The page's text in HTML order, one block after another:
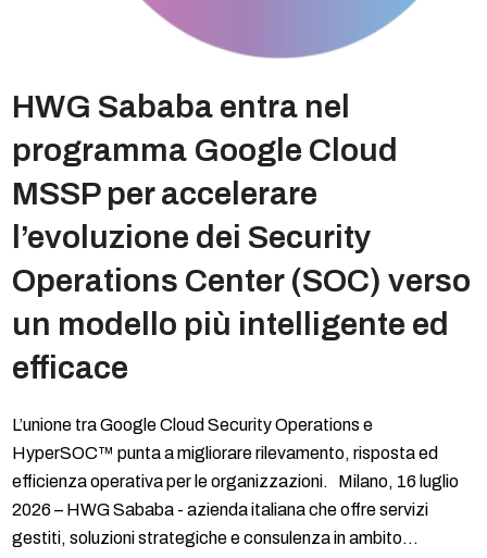
HWG Sababa entra nel
programma Google Cloud
MSSP per accelerare
l’evoluzione dei Security
Operations Center (SOC) verso
un modello più intelligente ed
efficace
L’unione tra Google Cloud Security Operations e
HyperSOC™ punta a migliorare rilevamento, risposta ed
efficienza operativa per le organizzazioni. Milano, 16 luglio
2026 – HWG Sababa - azienda italiana che offre servizi
gestiti, soluzioni strategiche e consulenza in ambito…